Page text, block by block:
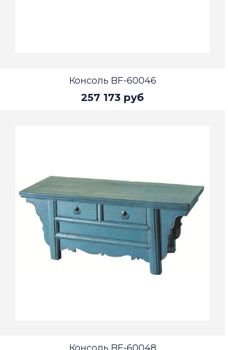
Консоль BF-60046
257 173 руб